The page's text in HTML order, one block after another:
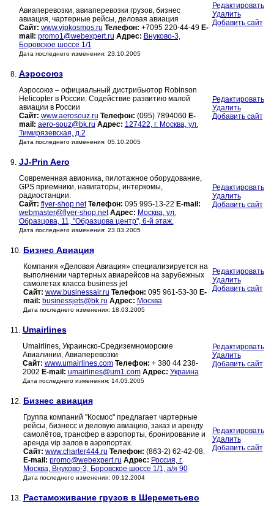
Авиаперевозки, авиаперевозки грузов, бизнес
авиация, чартерные рейсы, деловая авиация
Сайт: www.vipkosmos.ru Телефон: +7095 220-44-49 E-
mail: promo1@webexpert.ru Адрес: Внуково-3,
Боровское шоссе 1/1
Дата последнего изменения: 23.10.2005
Редактировать
Удалить
Добавить сайт
8. Аэросоюз
Аэросоюз – официальный дистрибьютор Robinson
Helicopter в России. Содействие развитию малой
авиации в России
Сайт: www.aerosouz.ru Телефон: (095) 7894060 E-
mail: aero-souz@bk.ru Адрес: 127422, г. Москва, ул.
Тимирязевская, д.2
Дата последнего изменения: 05.10.2005
Редактировать
Удалить
Добавить сайт
9. JJ-Prin Aero
Современная авионика, пилотажное оборудование,
GPS приемники, навигаторы, интеркомы,
радиостанции.
Сайт: flyer-shop.net Телефон: 095 995-13-22 E-mail:
webmaster@flyer-shop.net Адрес: Москва, ул.
Образцова, 11, "Образцова центр", 6-й этаж.
Дата последнего изменения: 23.03.2005
Редактировать
Удалить
Добавить сайт
10. Бизнес Авиация
Компания «Деловая Авиация» специализируется на
выполнении чартерных авиарейсов на зарубежных
самолетах класса business jet
Сайт: www.businessair.ru Телефон: 095 961-53-30 E-
mail: businessjets@bk.ru Адрес: Москва
Дата последнего изменения: 18.03.2005
Редактировать
Удалить
Добавить сайт
11. Umairlines
Umairlines, Украинско-Средиземноморские
Авиалинии, Aвиаперевозки
Сайт: www.umairlines.com Телефон: + 380 44 238-
2002 E-mail: umairlines@um1.com Адрес: Украина
Дата последнего изменения: 14.03.2005
Редактировать
Удалить
Добавить сайт
12. Бизнес авиация
Группа компаний "Космос" предлагает чартерные
рейсы, бизнесс и деловую авиацию, заказ и аренду
самолётов, трансфер в аэропорты, бронирование и
аренда vip залов в аэропортах.
Сайт: www.charter444.ru Телефон: (863-2) 62-42-08.
E-mail: promo@webexpert.ru Адрес: Россия, г.
Москва, Внуково-3, Боровское шоссе 1/1, а/я 90
Дата последнего изменения: 09.12.2004
Редактировать
Удалить
Добавить сайт
13. Растаможивание грузов в Шереметьево